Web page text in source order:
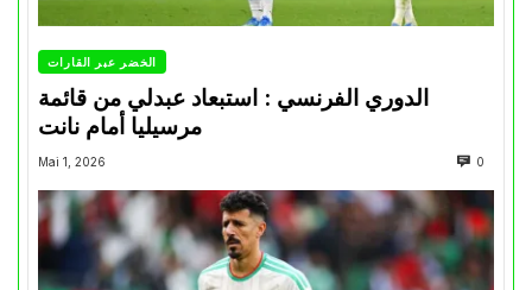
الخضر عبر القارات
الدوري الفرنسي : استبعاد عبدلي من قائمة
مرسيليا أمام نانت
Mai 1, 2026 0